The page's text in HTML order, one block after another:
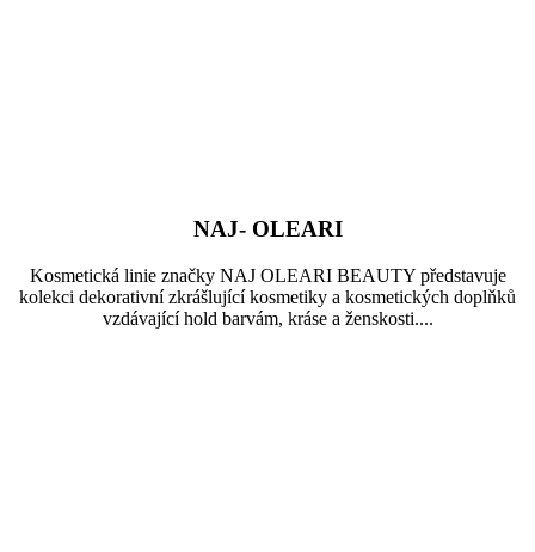
NAJ- OLEARI
Kosmetická linie značky NAJ OLEARI BEAUTY představuje
kolekci dekorativní zkrášlující kosmetiky a kosmetických doplňků
vzdávající hold barvám, kráse a ženskosti....